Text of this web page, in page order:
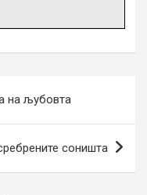
на љубовта
соништа